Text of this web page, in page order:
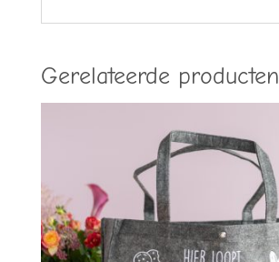
Gerelateerde producten